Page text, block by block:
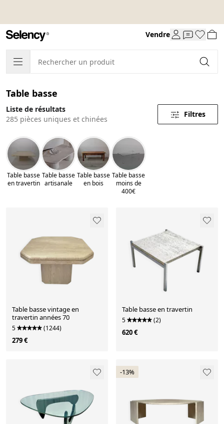
Vendre
Table basse
Liste de résultats
285 pièces uniques et chinées
Filtres
Table basse
en travertin
Table basse
artisanale
Table basse
en bois
Table basse
moins de
400€
Table basse vintage en
travertin années 70
5 (1244)
279 €
Table basse en travertin
5 (2)
620 €
-13%